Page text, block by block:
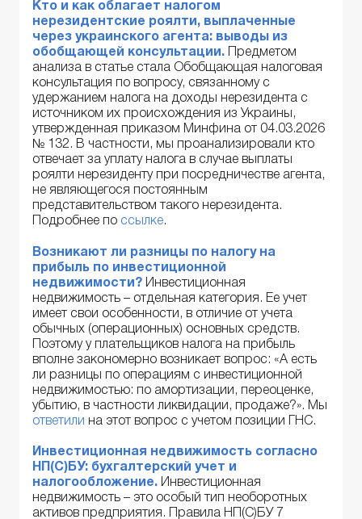
Кто и как облагает налогом
нерезидентские роялти, выплаченные
через украинского агента: выводы из
обобщающей консультации.
Предметом
анализа в статье стала Обобщающая налоговая
консультация по вопросу, связанному с
удержанием налога на доходы нерезидента с
источником их происхождения из Украины,
утвержденная приказом Минфина от 04.03.2026
№ 132. В частности, мы проанализировали кто
отвечает за уплату налога в случае выплаты
роялти нерезиденту при посредничестве агента,
не являющегося постоянным
представительством такого нерезидента.
Подробнее по ссылке.
Возникают ли разницы по налогу на
прибыль по инвестиционной
недвижимости? Инвестиционная
недвижимость – отдельная категория. Ее учет
имеет свои особенности, в отличие от учета
обычных (операционных) основных средств.
Поэтому у плательщиков налога на прибыль
вполне закономерно возникает вопрос: «А есть
ли разницы по операциям с инвестиционной
недвижимостью: по амортизации, переоценке,
убытию, в частности ликвидации, продаже?». Мы
ответили на этот вопрос с учетом позиции ГНС.
Инвестиционная недвижимость согласно
НП(С)БУ: бухгалтерский учет и
налогообложение. Инвестиционная
недвижимость – это особый тип необоротных
активов предприятия. Правила НП(С)БУ 7